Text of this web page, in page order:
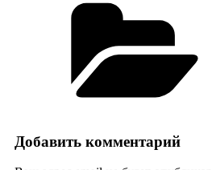
Добавить комментарий